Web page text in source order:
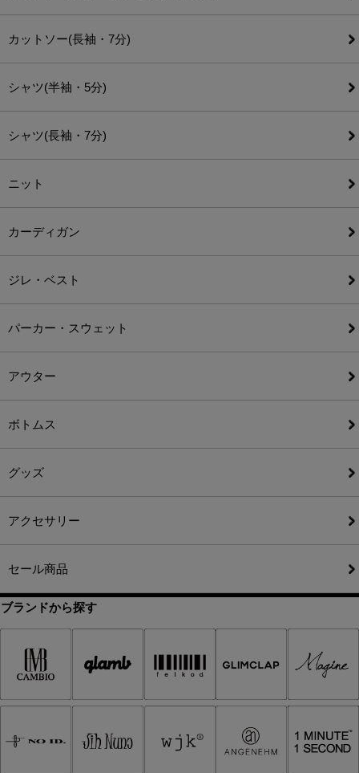
カットソー(長袖・7分)
シャツ(半袖・5分)
シャツ(長袖・7分)
ニット
カーディガン
ジレ・ベスト
パーカー・スウェット
アウター
ボトムス
グッズ
アクセサリー
セール商品
ブランドから探す